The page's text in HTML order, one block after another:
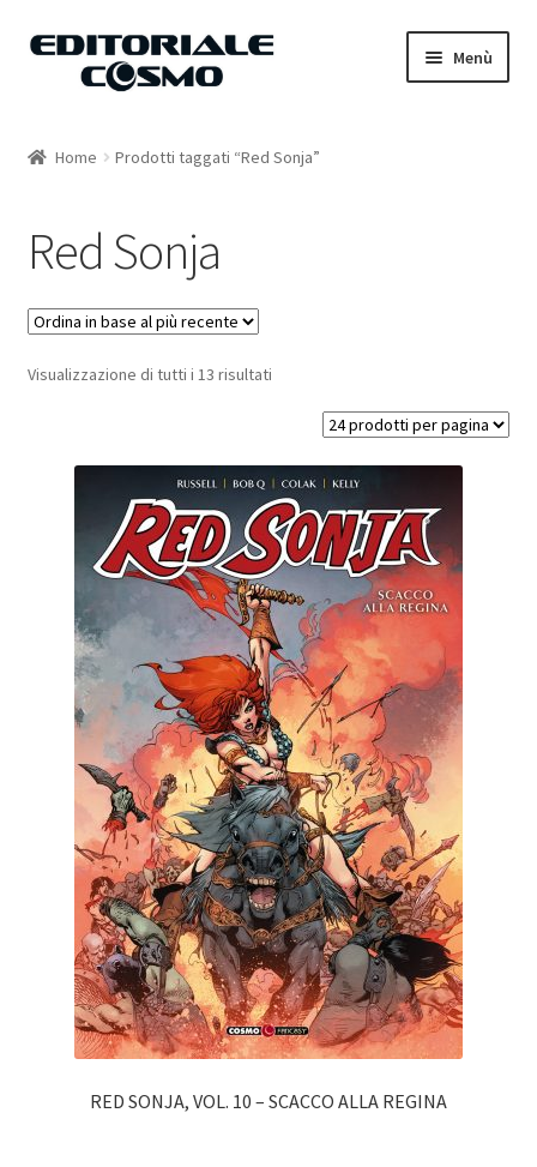
Vai
Vai
Menù
Carrello
Il mio account
Home Prodotti taggati “Red Sonja”
Red Sonja
Visualizzazione di tutti i 13 risultati
RED SONJA, VOL. 10 – SCACCO ALLA REGINA